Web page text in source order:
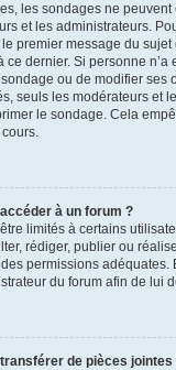
les sondages ne
et les administrateurs.
premier message du
dernier. Si personne n’a
ou de modifier ses
seuls les modérateurs et
le sondage. Cela
à un forum ?
limités à certains
rédiger, publier ou
permissions adéquates.
du forum afin de lui
de pièces jointes